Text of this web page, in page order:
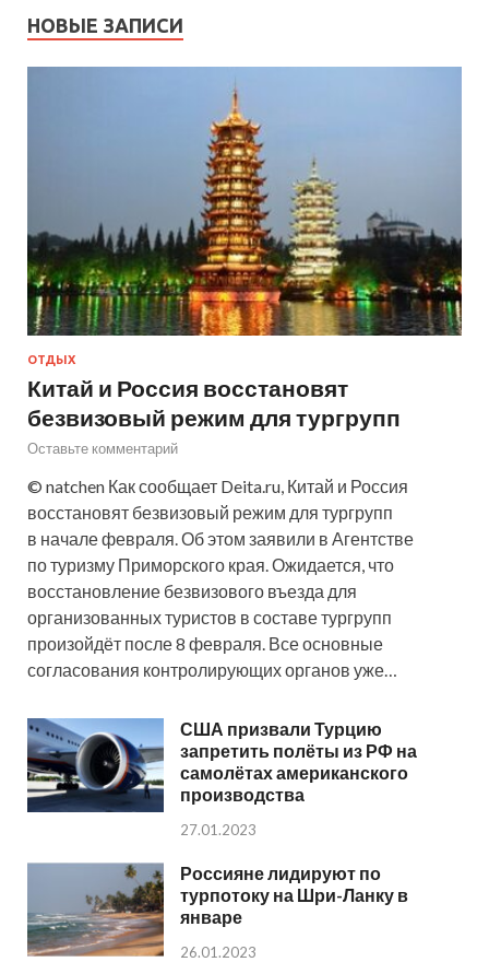
НОВЫЕ ЗАПИСИ
ОТДЫХ
Китай и Россия восстановят
безвизовый режим для тургрупп
Оставьте комментарий
© natchen Как сообщает Deita.ru, Китай и Россия
восстановят безвизовый режим для тургрупп
в начале февраля. Об этом заявили в Агентстве
по туризму Приморского края. Ожидается, что
восстановление безвизового въезда для
организованных туристов в составе тургрупп
произойдёт после 8 февраля. Все основные
согласования контролирующих органов уже…
США призвали Турцию
запретить полёты из РФ на
самолётах американского
производства
27.01.2023
Россияне лидируют по
турпотоку на Шри-Ланку в
январе
26.01.2023